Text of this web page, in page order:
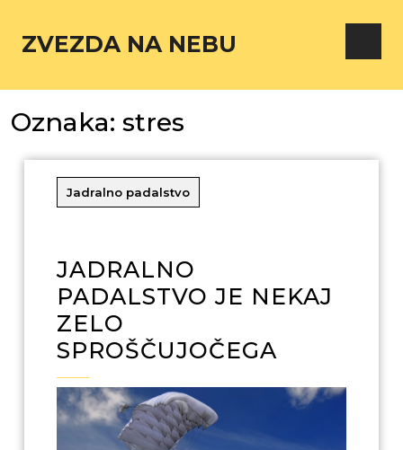
ZVEZDA NA NEBU
Oznaka: stres
Jadralno padalstvo
JADRALNO
PADALSTVO JE NEKAJ
ZELO
SPROŠČUJOČEGA